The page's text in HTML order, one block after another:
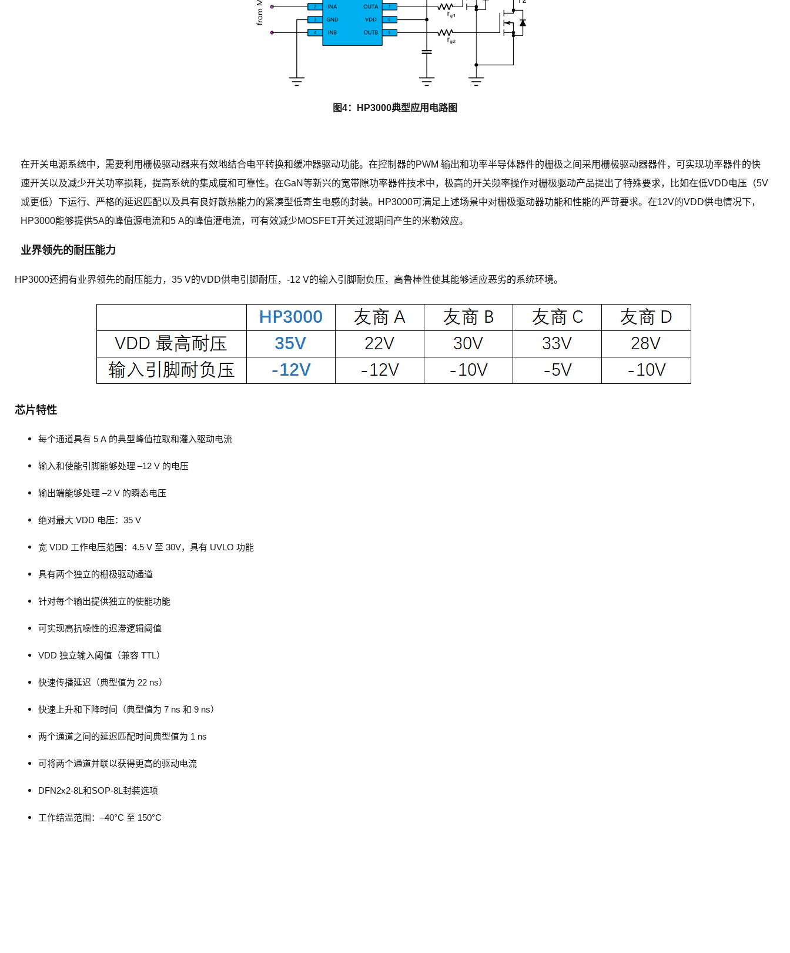
图4：HP3000典型应用电路图
在开关电源系统中，需要利用栅极驱动器来有效地结合电平转换和缓冲器驱动功能。在控制器的PWM 输出和功率半导体器件的栅极之间采用栅极驱动器器件，可实现功率器件的快
速开关以及减少开关功率损耗，提高系统的集成度和可靠性。在GaN等新兴的宽带隙功率器件技术中，极高的开关频率操作对栅极驱动产品提出了特殊要求，比如在低VDD电压（5V
或更低）下运行、严格的延迟匹配以及具有良好散热能力的紧凑型低寄生电感的封装。HP3000可满足上述场景中对栅极驱动器功能和性能的严苛要求。在12V的VDD供电情况下，
HP3000能够提供5A的峰值源电流和5 A的峰值灌电流，可有效减少MOSFET开关过渡期间产生的米勒效应。
业界领先的耐压能力
HP3000还拥有业界领先的耐压能力，35 V的VDD供电引脚耐压，-12 V的输入引脚耐负压，高鲁棒性使其能够适应恶劣的系统环境。
芯片特性
每个通道具有 5 A 的典型峰值拉取和灌入驱动电流
输入和使能引脚能够处理 –12 V 的电压
输出端能够处理 –2 V 的瞬态电压
绝对最大 VDD 电压：35 V
宽 VDD 工作电压范围：4.5 V 至 30V，具有 UVLO 功能
具有两个独立的栅极驱动通道
针对每个输出提供独立的使能功能
可实现高抗噪性的迟滞逻辑阈值
VDD 独立输入阈值（兼容 TTL）
快速传播延迟（典型值为 22 ns）
快速上升和下降时间（典型值为 7 ns 和 9 ns）
两个通道之间的延迟匹配时间典型值为 1 ns
可将两个通道并联以获得更高的驱动电流
DFN2x2-8L和SOP-8L封装选项
工作结温范围：–40°C 至 150°C